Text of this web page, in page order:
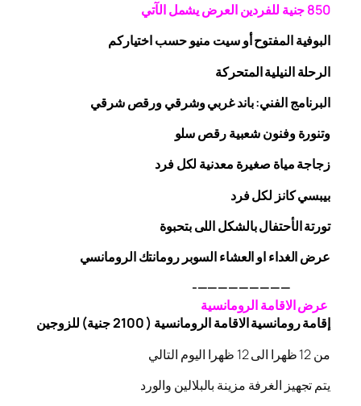
850 جنية للفردينالعرض يشمل الآتي
البوفيةالمفتوحأو سيت منيو حسب اختياركم
الرحلةالنيلية المتحركة
البرنامج الفني: باند غربي وشرقيورقصشرقي
وتنورة وفنون شعبيةرقصسلو
زجاجةمياة صغيرة معدنية لكل فرد
بيبسي كانز لكل فرد
تورتة الأحتفال بالشكل اللى بتحبوة
عرض الغداء او العشاء السوبر رومانتك الرومانسي
—————————-
عرض الاقامة الرومانسية
إقامة رومانسية الاقامة الرومانسية ( 2100 جنية) للزوجين
من 12 ظهرا الى 12 ظهرا اليوم التالي
يتم تجهيز الغرفة مزينة بالبلالين والورد